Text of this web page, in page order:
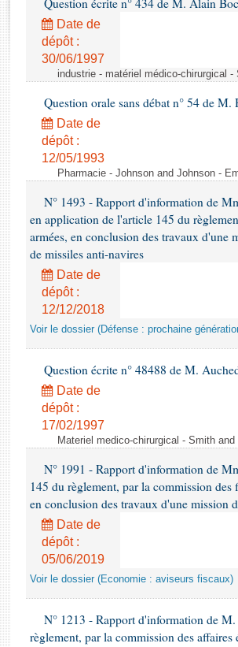
Rapports d'enquête
Rapports législatifs
Rapports sur l'application des lois
Baromètre de l’application des lois
Dossiers législatifs
Budget et sécurité sociale
Questions écrites et orales
Comptes rendus des débats
Question écrite n° 434 de M. Alain
Date de
dépôt :
30/06/1997
industrie - matériel médico-chirurgical
Question orale sans débat n° 54 de
Date de
dépôt :
12/05/1993
Pharmacie - Johnson and Johnson -
N° 1493 - Rapport d'information de
en application de l'article 145 du
armées, en conclusion des travaux
de missiles anti-navires
Date de
dépôt :
12/12/2018
Voir le dossier (Défense : prochaine
Question écrite n° 48488 de M.
Date de
dépôt :
17/02/1997
Materiel medico-chirurgical - Smith
N° 1991 - Rapport d'information de
145 du règlement, par la commission
en conclusion des travaux d'une mission
Date de
dépôt :
05/06/2019
Voir le dossier (Economie : aviseurs fiscaux)
N° 1213 - Rapport d'information de
règlement, par la commission des